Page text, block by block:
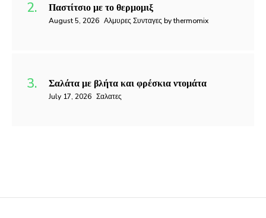
Παστίτσιο με το θερμομιξ
August 5, 2026 Αλμυρες Συνταγες by thermomix
Σαλάτα με βλήτα και φρέσκια ντομάτα
July 17, 2026 Σαλατες